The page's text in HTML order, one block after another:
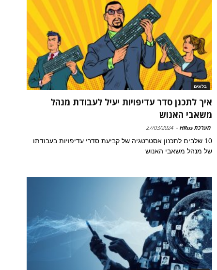
בלוגים
איך לתכנן סדר עדיפויות יעיל לעבודת מנהל
משאבי האנוש
מערכת HRus -
27/03/2024
10 שלבים לתכנון אסטרטגיה של קביעת סדרי עדיפויות בעבודתו
של מנהל משאבי האנוש